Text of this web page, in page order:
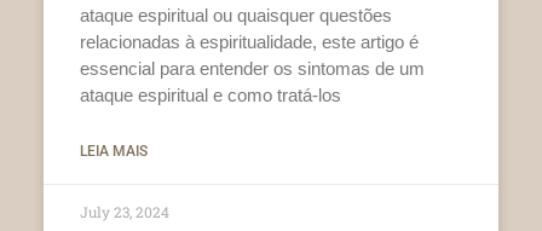
ataque espiritual ou quaisquer questões
relacionadas à espiritualidade, este artigo é
essencial para entender os sintomas de um
ataque espiritual e como tratá-los
LEIA MAIS
July 23, 2024